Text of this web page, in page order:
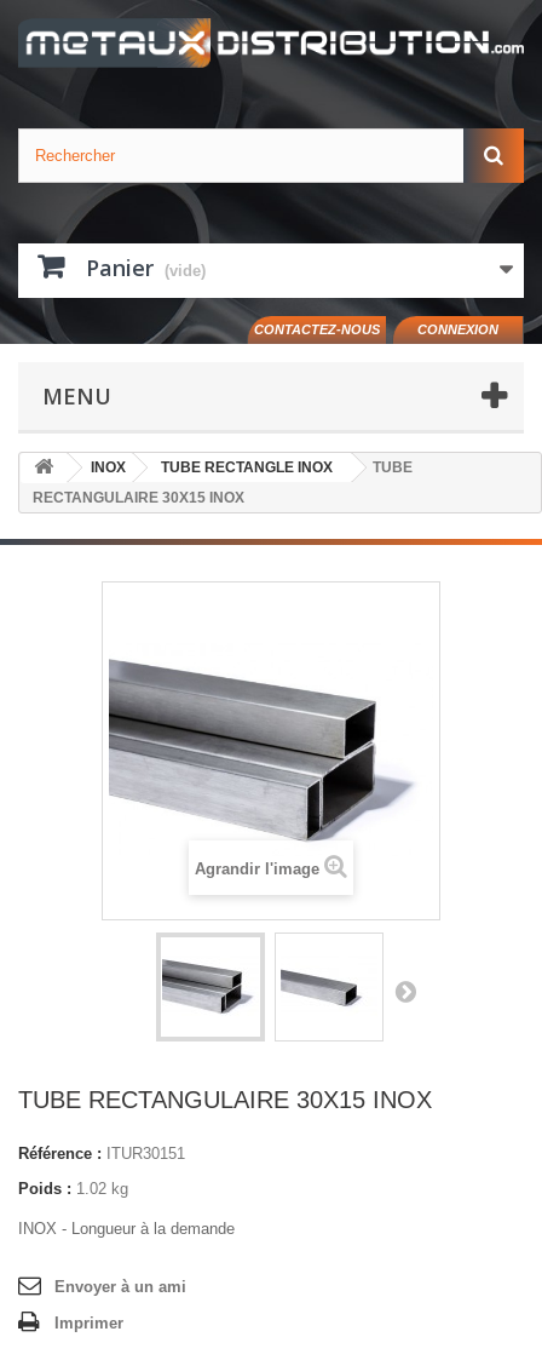
Panier (vide)
CONNEXION
CONTACTEZ-NOUS
MENU
INOX TUBE RECTANGLE INOX
TUBE
RECTANGULAIRE 30X15 INOX
Agrandir l'image
TUBE RECTANGULAIRE 30X15 INOX
Référence : ITUR30151
Poids : 1.02 kg
INOX - Longueur à la demande
Envoyer à un ami
Imprimer